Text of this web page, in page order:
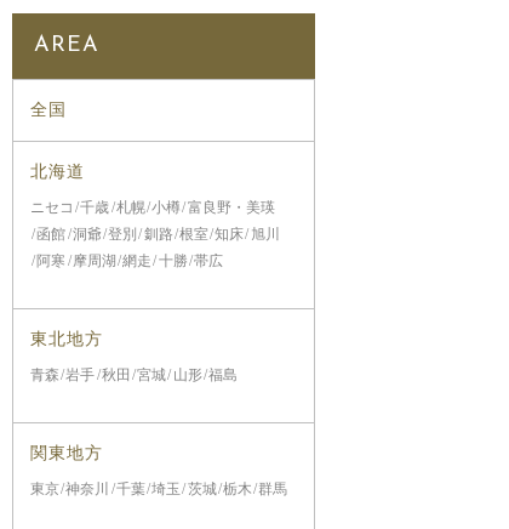
AREA
全国
北海道
ニセコ 千歳 札幌 小樽 富良野・美瑛
函館 洞爺 登別 釧路 根室 知床 旭川
阿寒 摩周湖 網走 十勝 帯広
東北地方
青森 岩手 秋田 宮城 山形 福島
関東地方
東京 神奈川 千葉 埼玉 茨城 栃木 群馬